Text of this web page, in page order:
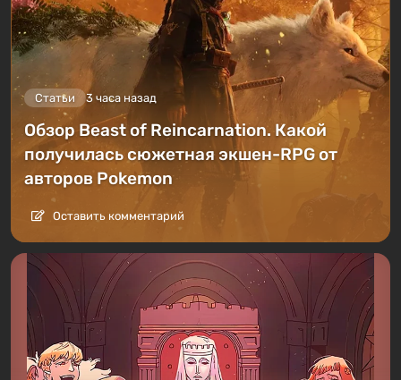
Статьи 3 часа назад
Обзор Beast of Reincarnation. Какой
получилась сюжетная экшен-RPG от
авторов Pokemon
Оставить комментарий